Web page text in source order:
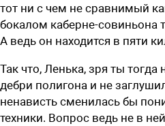
тот ни с чем не сравнимый
бокалом каберне-совиньона
А ведь он находится в пяти
Так что, Ленька, зря ты
дебри полигона и не
­ненависть сменилась бы
техники. Вопрос ведь не в